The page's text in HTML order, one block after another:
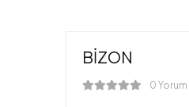
BİZON
0 Yorum